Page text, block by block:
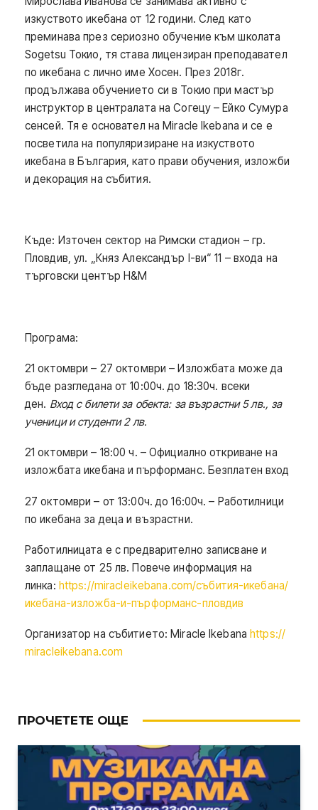
изкуството икебана от 12 години. След като
преминава през сериозно обучение към школата
Sogetsu Токио, тя става лицензиран преподавател
по икебана с лично име Хосен. През 2018г.
продължава обучението си в Токио при мастър
инструктор в централата на Согецу – Ейко Сумура
сенсей. Тя е основател на Miracle Ikebana и се е
посветила на популяризиране на изкуството
икебана в България, като прави обучения, изложби
и декорация на събития.
Къде: Източен сектор на Римски стадион – гр.
Пловдив, ул. „Княз Александър I-ви“ 11 – входа на
търговски център H&М
Програма:
21 октомври – 27 октомври – Изложбата може да
бъде разгледана от 10:00ч. до 18:30ч. всеки
ден. Вход с билети за обекта: за възрастни 5 лв., за
ученици и студенти 2 лв.
21 октомври – 18:00 ч. – Официално откриване на
изложбата икебана и пърформанс. Безплатен вход
27 октомври – от 13:00ч. до 16:00ч. – Работилници
по икебана за деца и възрастни.
Работилницата е с предварително записване и
заплащане от 25 лв. Повече информация на
линка: https://miracleikebana.com/събития-икебана/
икебана-изложба-и-пърформанс-пловдив
Организатор на събитието: Miracle Ikebanahttps://
miracleikebana.com
ПРОЧЕТЕТЕ ОЩЕ